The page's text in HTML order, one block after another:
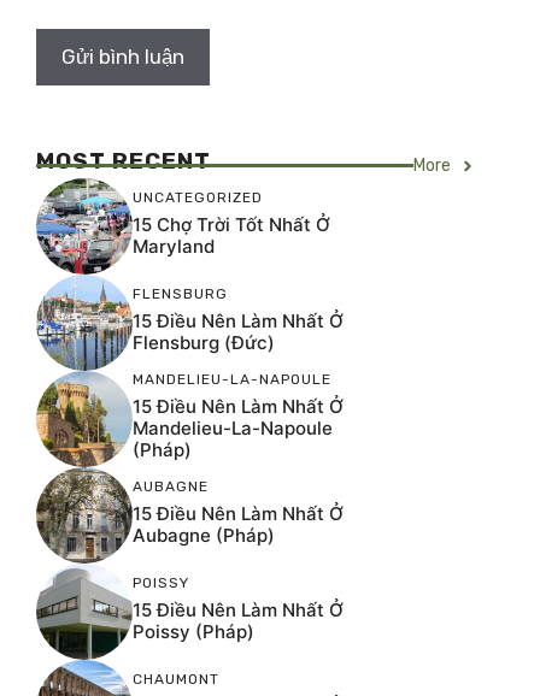
MOST RECENT More
UNCATEGORIZED
15 Chợ Trời Tốt Nhất Ở
Maryland
FLENSBURG
15 Điều Nên Làm Nhất Ở
Flensburg (Đức)
MANDELIEU-LA-NAPOULE
15 Điều Nên Làm Nhất Ở
Mandelieu-La-Napoule
(Pháp)
AUBAGNE
15 Điều Nên Làm Nhất Ở
Aubagne (Pháp)
POISSY
15 Điều Nên Làm Nhất Ở
Poissy (Pháp)
CHAUMONT